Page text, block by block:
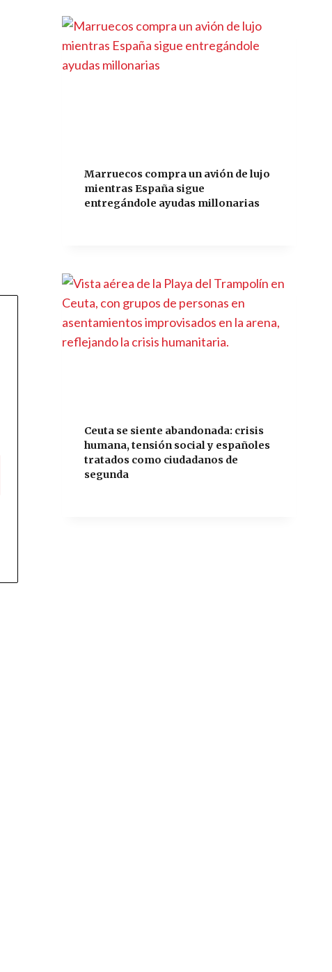
Marruecos compra un avión de lujo
mientras España sigue
entregándole ayudas millonarias
Ceuta se siente abandonada: crisis
humana, tensión social y españoles
tratados como ciudadanos de
segunda